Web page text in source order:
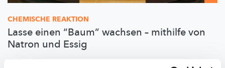
CHEMISCHE REAKTION
Lasse einen “Baum” wachsen – mithilfe von
Natron und Essig